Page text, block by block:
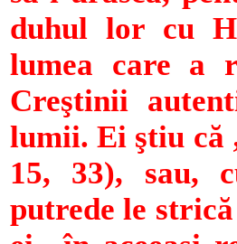
duhul lor cu
lumea ca­re a
Creşti­nii
lumii. Ei ştiu că
15, 33), sau,
putrede le